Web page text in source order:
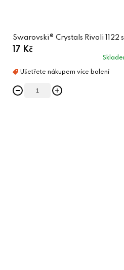
Swarovski® Crystals Rivoli 1122
17 Kč